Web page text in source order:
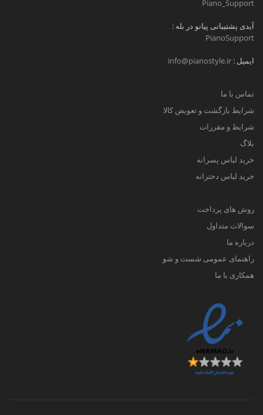
Piano_Support
آیدی پشتیبانی پیانو در بله :
PianoSupport
ایمیل : info@pianostyle.ir
تماس با ما
شرایط بازگشت و تعویض کالا
شرایط و مقررات
بلاگ
خرید لباس پسرانه
خرید لباس دخترانه
روش های پرداخت
سوالات متداول
درباره ما
راهنمای عمومی شست و شو
همکاری با ما